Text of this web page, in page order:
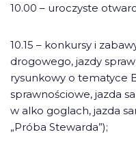
10.00 – uroczyste
10.15 – konkursy i
drogowego, jazdy
rysunkowy o tematyce
sprawnościowe, jazda
w alko goglach, jazda
„Próba Stewarda”);